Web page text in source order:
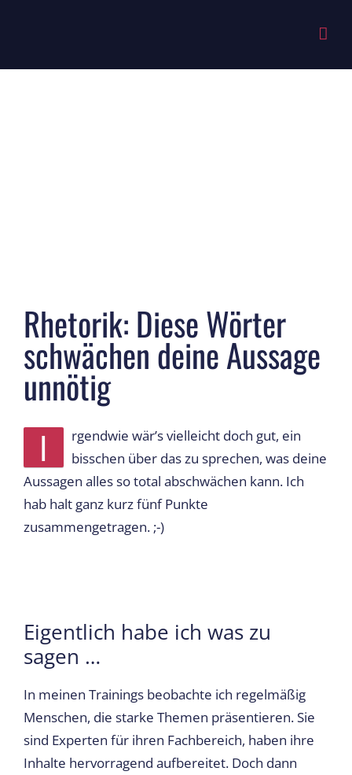
Rhetorik: Diese Wörter
schwächen deine Aussage
unnötig
I
rgendwie wär’s vielleicht doch gut, ein
bisschen über das zu sprechen, was deine
Aussagen alles so total abschwächen kann. Ich
hab halt ganz kurz fünf Punkte
zusammengetragen. ;-)
Eigentlich habe ich was zu
sagen …
In meinen Trainings beobachte ich regelmäßig
Menschen, die starke Themen präsentieren. Sie
sind Experten für ihren Fachbereich, haben ihre
Inhalte hervorragend aufbereitet. Doch dann